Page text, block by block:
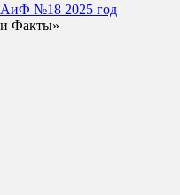
АиФ №18 2025 год
и Факты»